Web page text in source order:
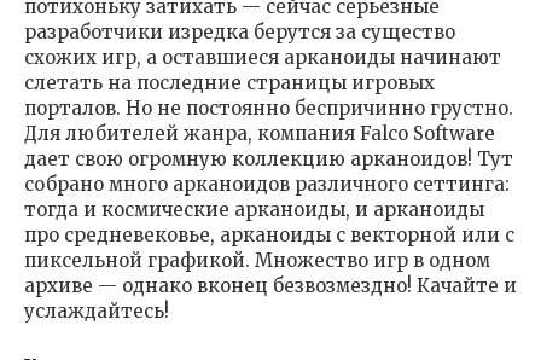
потихоньку затихать — сейчас серьёзные
разработчики изредка берутся за существо
схожих игр, а оставшиеся арканоиды начинают
слетать на последние страницы игровых
порталов. Но не постоянно беспричинно грустно.
Для любителей жанра, компания Falco Software
дает свою огромную коллекцию арканоидов! Тут
собрано много арканоидов различного сеттинга:
тогда и космические арканоиды, и арканоиды
про средневековье, арканоиды с векторной или с
пиксельной графикой. Множество игр в одном
архиве — однако вконец безвозмездно! Качайте и
услаждайтесь!